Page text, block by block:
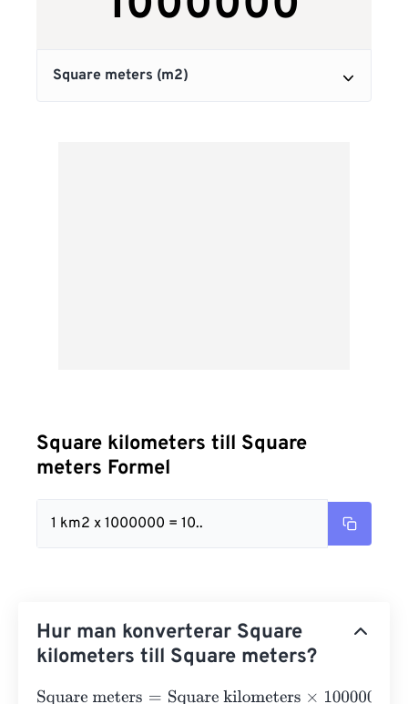
Square kilometers till Square
meters Formel
1 km2 x 1000000 = 10..
Hur man konverterar Square
kilometers till Square meters?
Square meters= Square kilometers×1000000